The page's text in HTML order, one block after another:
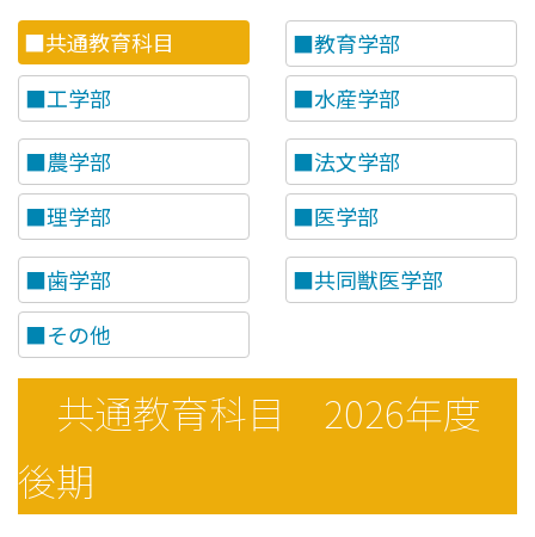
■共通教育科目
■教育学部
■工学部
■水産学部
■農学部
■法文学部
■理学部
■医学部
■歯学部
■共同獣医学部
■その他
共通教育科目 2026年度
後期